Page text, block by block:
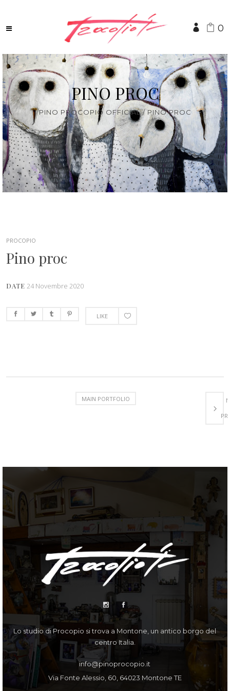
0
PINO PROC
PINO PROCOPIO OFFICIAL/PINO PROC
PROCOPIO
Pino proc
DATE 24 Novembre 2020
LIKE
MAIN PORTFOLIO
Lo studio di Procopio si trova a Montone, un antico borgo del
centro Italia.
info@pinoprocopio.it
Via Fonte Alessio, 60, 64023 Montone TE